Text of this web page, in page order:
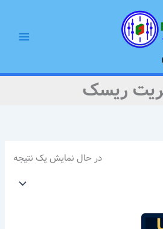
Menu
ریسک
در حال نمایش یک نتیجه